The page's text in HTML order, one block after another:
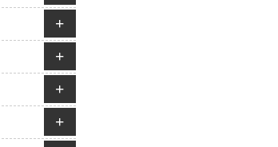
+
+
+
+